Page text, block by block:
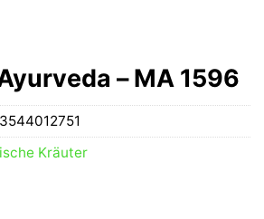
– MA 1596
Kräuter